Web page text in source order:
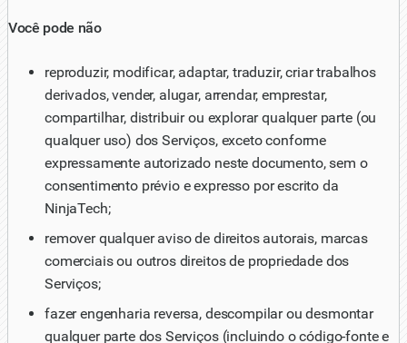
Você pode não
reproduzir, modificar, adaptar, traduzir, criar trabalhos
derivados, vender, alugar, arrendar, emprestar,
compartilhar, distribuir ou explorar qualquer parte (ou
qualquer uso) dos Serviços, exceto conforme
expressamente autorizado neste documento, sem o
consentimento prévio e expresso por escrito da
NinjaTech;
remover qualquer aviso de direitos autorais, marcas
comerciais ou outros direitos de propriedade dos
Serviços;
fazer engenharia reversa, descompilar ou desmontar
qualquer parte dos Serviços (incluindo o código-fonte e